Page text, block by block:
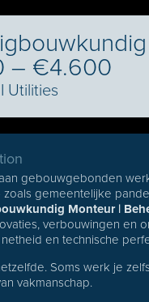
– €4.600
I Utilities
gebouwgebonden
gemeentelijke
Monteur |
verbouwingen en
en technische
Soms werk je
vakmanschap.